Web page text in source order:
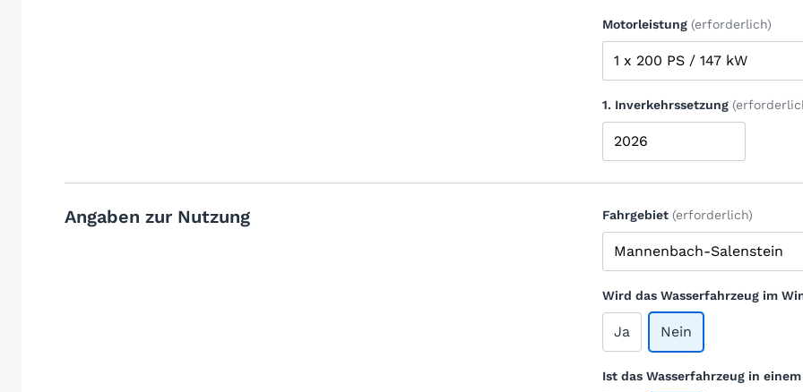
Motorleistung (erforderlich)
1. Inverkehrssetzung
Angaben zur Nutzung Fahrgebiet (erforderlich)
Wird das Wasserfahrzeug im
Ja Nein
Ist das Wasserfahrzeug in